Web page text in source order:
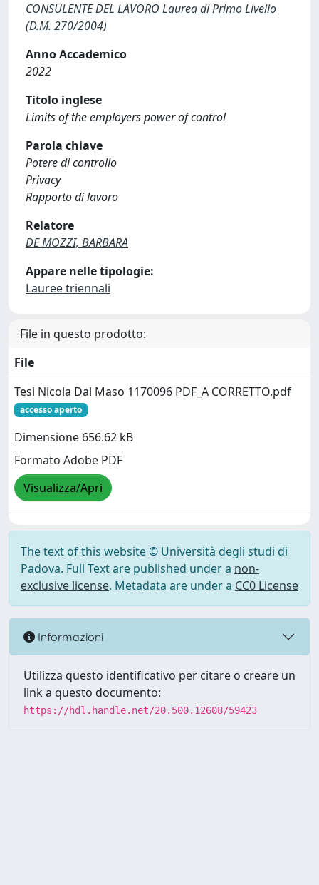
CONSULENTE DEL LAVORO Laurea di Primo Livello
(D.M. 270/2004)
Anno Accademico
2022
Titolo inglese
Limits of the employers power of control
Parola chiave
Potere di controllo
Privacy
Rapporto di lavoro
Relatore
DE MOZZI, BARBARA
Appare nelle tipologie:
Lauree triennali
File in questo prodotto:
File
Tesi Nicola Dal Maso 1170096 PDF_A CORRETTO.pdf
accesso aperto
Dimensione 656.62 kB
Formato Adobe PDF
Visualizza/Apri
The text of this website © Università degli studi di
Padova. Full Text are published under a non-
exclusive license. Metadata are under a CC0 License
Informazioni
Utilizza questo identificativo per citare o creare un
link a questo documento:
https://hdl.handle.net/20.500.12608/59423